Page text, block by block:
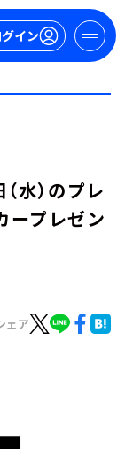
イン
水）のプレ
ープレゼン
ェア